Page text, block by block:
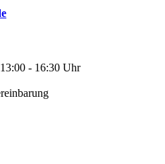
- 16:30 Uhr